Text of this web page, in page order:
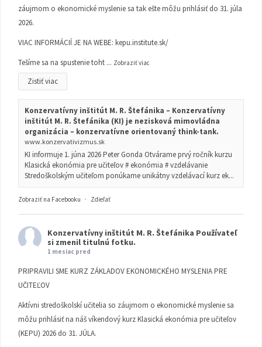
záujmom o ekonomické myslenie sa tak ešte môžu prihlásiť do 31. júla
2026.
VIAC INFORMÁCIÍ JE NA WEBE: kepu.institute.sk/
Tešíme sa na spustenie toht ... Zobraziť viac
Zistiť viac
Konzervatívny inštitút M. R. Štefánika – Konzervatívny
inštitút M. R. Štefánika (KI) je nezisková mimovládna
organizácia – konzervatívne orientovaný think-tank.
www.konzervativizmus.sk
KI informuje 1. júna 2026 Peter Gonda Otvárame prvý ročník kurzu
Klasická ekonómia pre učiteľov # ekonómia # vzdelávanie
Stredoškolským učiteľom ponúkame unikátny vzdelávací kurz ek...
Zobraziť na Facebooku · Zdieľať
Konzervatívny inštitút M. R. Štefánika Používateľ
si zmenil titulnú fotku.
1 mesiac pred
PRIPRAVILI SME KURZ ZÁKLADOV EKONOMICKÉHO MYSLENIA PRE
UČITEĽOV
Aktívni stredoškolskí učitelia so záujmom o ekonomické myslenie sa
môžu prihlásiť na náš víkendový kurz Klasická ekonómia pre učiteľov
(KEPU) 2026 do 31. JÚLA.